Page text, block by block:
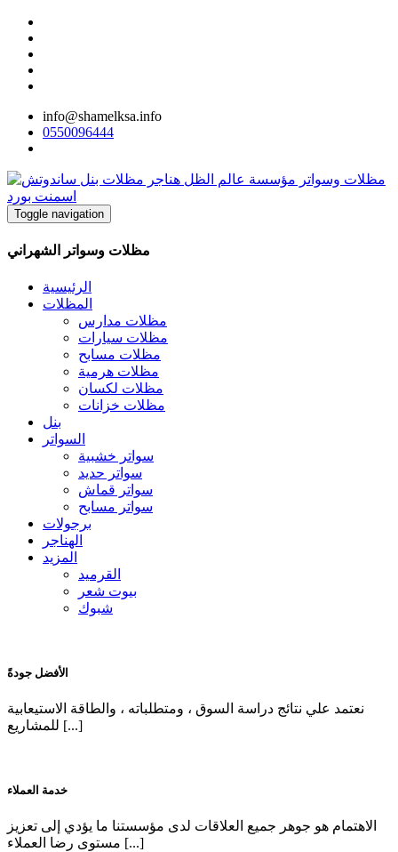
info@shamelksa.info
0550096444
Toggle navigation
مظلات وسواتر الشهراني
الرئيسية
المظلات
مظلات مدارس
مظلات سيارات
مظلات مسابح
مظلات هرمية
مظلات لكسان
مظلات خزانات
بنل
السواتر
سواتر خشبية
سواتر حديد
سواتر قماش
سواتر مسابح
برجولات
الهناجر
المزيد
القرميد
بيوت شعر
شبوك
الأفضل جودةً
نعتمد علي نتائج دراسة السوق ، ومتطلباته ، والطاقة الاستيعابية
للمشاريع [...]
خدمة العملاء
الاهتمام هو جوهر جميع العلاقات لدى مؤسستنا ما يؤدي إلى تعزيز
مستوى رضا العملاء [...]